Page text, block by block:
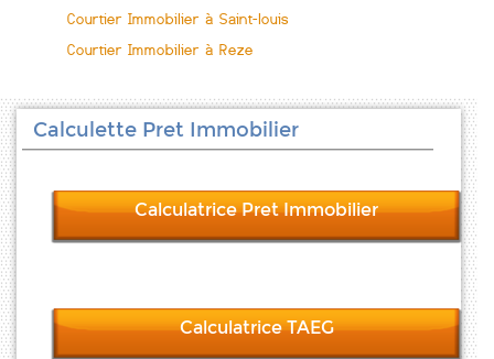
Courtier Immobilier à Saint-louis
Courtier Immobilier à Reze
Calculette Pret Immobilier
Calculatrice Pret Immobilier
Calculatrice TAEG